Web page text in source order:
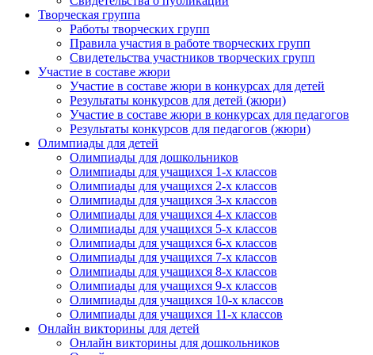
Творческая группа
Работы творческих групп
Правила участия в работе творческих групп
Свидетельства участников творческих групп
Участие в составе жюри
Участие в составе жюри в конкурсах для детей
Результаты конкурсов для детей (жюри)
Участие в составе жюри в конкурсах для педагогов
Результаты конкурсов для педагогов (жюри)
Олимпиады для детей
Олимпиады для дошкольников
Олимпиады для учащихся 1-х классов
Олимпиады для учащихся 2-х классов
Олимпиады для учащихся 3-х классов
Олимпиады для учащихся 4-х классов
Олимпиады для учащихся 5-х классов
Олимпиады для учащихся 6-х классов
Олимпиады для учащихся 7-х классов
Олимпиады для учащихся 8-х классов
Олимпиады для учащихся 9-х классов
Олимпиады для учащихся 10-х классов
Олимпиады для учащихся 11-х классов
Онлайн викторины для детей
Онлайн викторины для дошкольников